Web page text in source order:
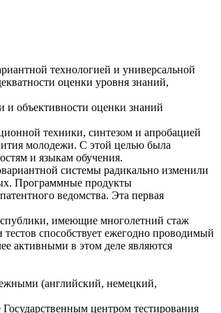
технологией и универсальной
оценки уровня знаний,
и объективности оценки знаний
техники, синтезом и апробацией
молодежи. С этой целью была
и языкам обучения.
системы радикально изменили
Программные продукты
ведомства. Эта первая
имеющие многолетний стаж
способствует ежегодно проводимый
активными в этом деле являются
(английский, немецкий,
центром тестирования